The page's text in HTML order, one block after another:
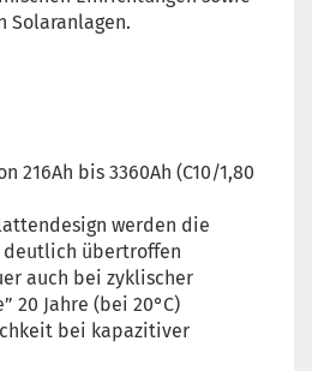
Solaranlagen.
216Ah bis 3360Ah (C10/1,80
werden die
deutlich übertroffen
auch bei zyklischer
20 Jahre (bei 20°C)
bei kapazitiver